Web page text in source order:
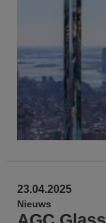
23.04.2025
Nieuws